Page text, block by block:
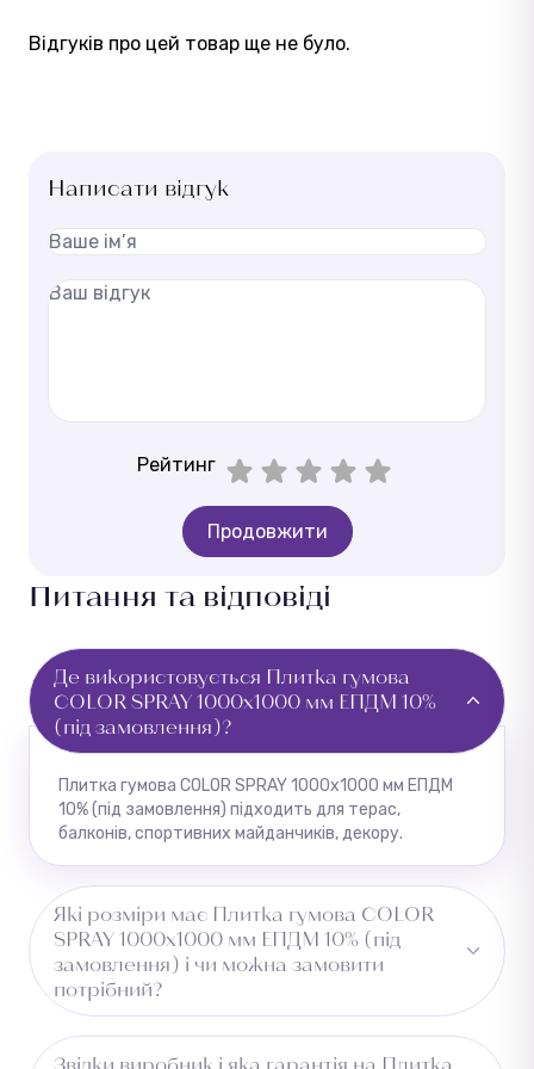
Відгуків про цей товар ще не було.
Написати відгук
Рейтинг
Продовжити
Питання та відповіді
Де використовується Плитка гумова
COLOR SPRAY 1000х1000 мм ЕПДМ 10%
(під замовлення)?
Плитка гумова COLOR SPRAY 1000х1000 мм ЕПДМ
10% (під замовлення) підходить для терас,
балконів, спортивних майданчиків, декору.
Які розміри має Плитка гумова COLOR
SPRAY 1000х1000 мм ЕПДМ 10% (під
замовлення) і чи можна замовити
потрібний?
Доступний розмір — 1x1. Уточніть потрібний розмір
Звідки виробник і яка гарантія на Плитка